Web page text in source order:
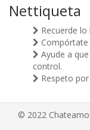
Nettiqueta
Recuerde
Compórtate
Ayude a
control.
Respeto
© 2022